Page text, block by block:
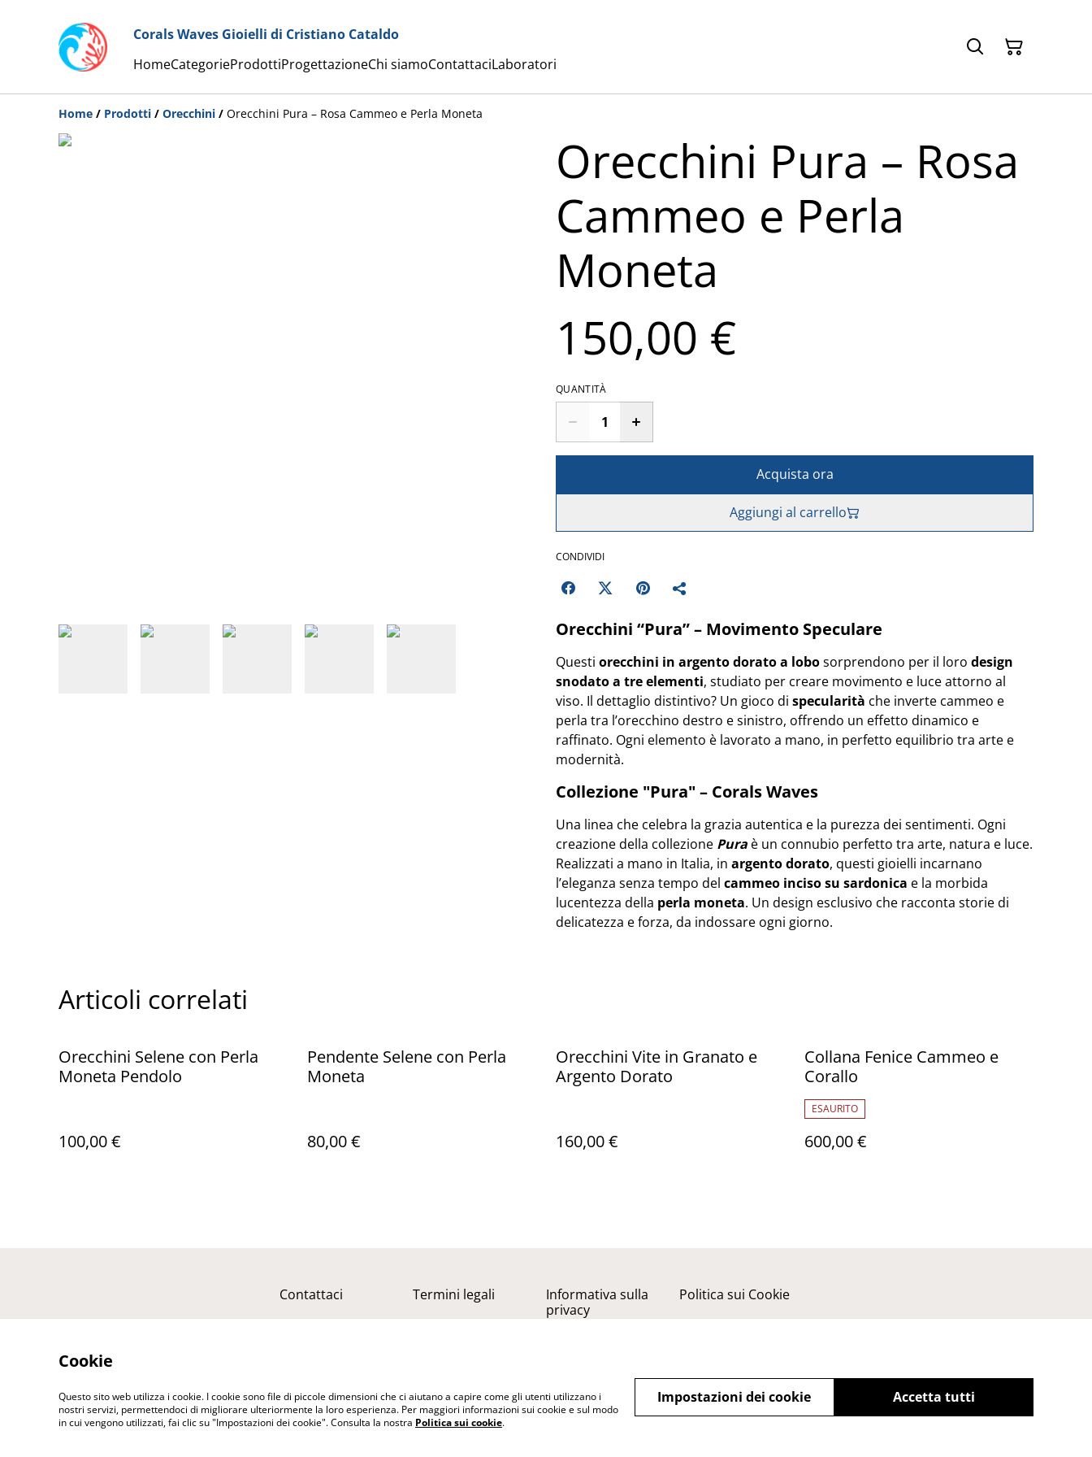
Corals Waves Gioielli di Cristiano Cataldo
HomeCategorieProdottiProgettazioneChi siamoContattaciLaboratori
Home / Prodotti / Orecchini / Orecchini Pura – Rosa Cammeo e Perla Moneta
Orecchini Pura – Rosa
Cammeo e Perla
Moneta
150,00 €
QUANTITÀ
Acquista ora
Aggiungi al carrello
CONDIVIDI
Orecchini “Pura” – Movimento Speculare
Questi orecchini in argento dorato a lobosorprendono per il loro design
snodato a tre elementi, studiato per creare movimento e luce attorno al
viso. Il dettaglio distintivo? Un gioco di specularità che inverte cammeo e
perla tra l’orecchino destro e sinistro, offrendo un effetto dinamico e
raffinato. Ogni elemento è lavorato a mano, in perfetto equilibrio tra arte e
modernità.
Collezione "Pura" – Corals Waves
Una linea che celebra la grazia autentica e la purezza dei sentimenti. Ogni
creazione della collezione Pura è un connubio perfetto tra arte, natura e luce.
Realizzati a mano in Italia, in argento dorato, questi gioielli incarnano
l’eleganza senza tempo del cammeo inciso su sardonica e la morbida
lucentezza della perla moneta. Un design esclusivo che racconta storie di
delicatezza e forza, da indossare ogni giorno.
Articoli correlati
Orecchini Selene con Perla
Moneta Pendolo
100,00 €
Pendente Selene con Perla
Moneta
80,00 €
Orecchini Vite in Granato e
Argento Dorato
160,00 €
Collana Fenice Cammeo e
Corallo
ESAURITO
600,00 €
Contattaci Termini legali
Informativa sulla
privacy
Politica sui Cookie
©2026Corals Waves Gioielli di Cristiano Cataldo
Cookie
Questo sito web utilizza i cookie. I cookie sono file di piccole dimensioni che ci aiutano a capire come gli utenti utilizzano i
nostri servizi, permettendoci di migliorare ulteriormente la loro esperienza. Per maggiori informazioni sui cookie e sul modo
in cui vengono utilizzati, fai clic su "Impostazioni dei cookie". Consulta la nostra Politica sui cookie.
Accetta tutti
Impostazioni dei cookie